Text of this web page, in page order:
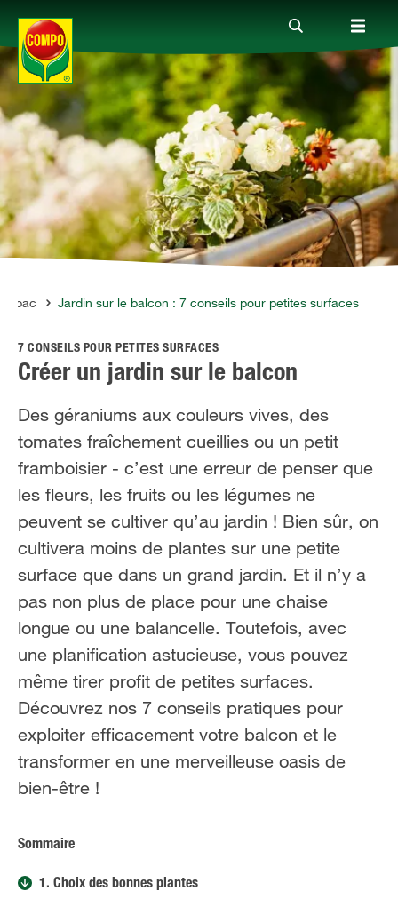
Produits
Conseil
Thèmes
Service
Qui sommes-nous?
FR NL
bac Jardin sur le balcon : 7 conseils pour petites surfaces
7 CONSEILS POUR PETITES SURFACES
Créer un jardin sur le balcon
Des géraniums aux couleurs vives, des
tomates fraîchement cueillies ou un petit
framboisier - c’est une erreur de penser que
les fleurs, les fruits ou les légumes ne
peuvent se cultiver qu’au jardin ! Bien sûr, on
cultivera moins de plantes sur une petite
surface que dans un grand jardin. Et il n’y a
pas non plus de place pour une chaise
longue ou une balancelle. Toutefois, avec
une planification astucieuse, vous pouvez
même tirer profit de petites surfaces.
Découvrez nos 7 conseils pratiques pour
exploiter efficacement votre balcon et le
transformer en une merveilleuse oasis de
bien-être !
Sommaire
1. Choix des bonnes plantes